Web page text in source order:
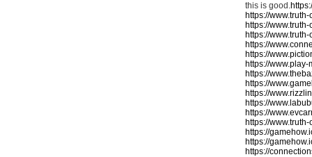
this is good.
https://
https://
https://
https://
https://
https://
https://
https://
https://
https://
https://
https://
https://
https://
https://